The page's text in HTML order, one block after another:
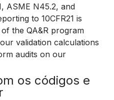
ASME N45.2, and
to 10CFR21 is
the QA&R program
validation calculations
audits on our
os códigos e